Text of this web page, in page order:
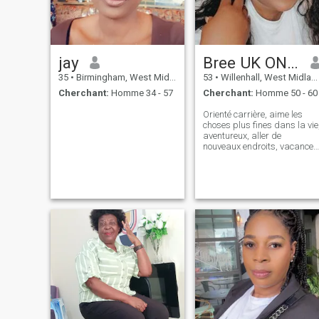
jay
35 • Birmingham, West Midlands, Royaume Uni
Cherchant: Homme 34 - 57
Bree UK ONLY Please!!!
53 • Willenhall, West Midlands, Royaume Uni
Cherchant: Homme 50 - 60
Orienté carrière, aime les
choses plus fines dans la
aventureux, aller de
nouveaux endroits,